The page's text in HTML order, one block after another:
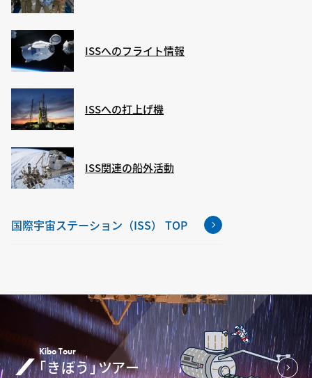
ISSへのフライト情報
ISSへの打上げ機
ISS関連の船外活動
国際宇宙ステーション（ISS） TOP
Kibo Tour
「きぼう」ツアー